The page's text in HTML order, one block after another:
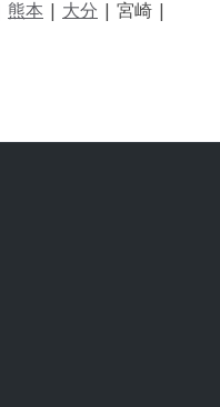
熊本 | 大分 | 宮崎 |